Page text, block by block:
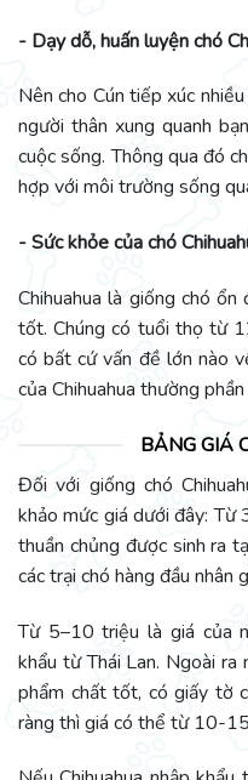
- Dạy dỗ, huấn luyện chó
Nên cho Cún tiếp xúc
người thân xung quanh
cuộc sống. Thông qua đó
hợp với môi trường sống
- Sức khỏe của chó
Chihuahua là giống chó
tốt. Chúng có tuổi thọ từ
có bất cứ vấn đề lớn nào
của Chihuahua thường
BẢNG GIÁ
Đối với giống chó
khảo mức giá dưới đây: Từ
thuần chủng được sinh ra
các trại chó hàng đầu nhân
Từ 5–10 triệu là giá của
khẩu từ Thái Lan. Ngoài
phẩm chất tốt, có giấy tờ
ràng thì giá có thể từ 10-